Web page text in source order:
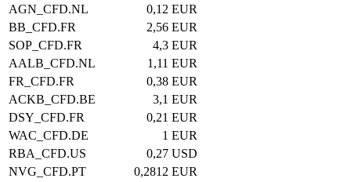
AGN_CFD.NL
0,12 EUR
BB_CFD.FR
2,56 EUR
SOP_CFD.FR
4,3 EUR
AALB_CFD.NL
1,11 EUR
FR_CFD.FR
0,38 EUR
ACKB_CFD.BE
3,1 EUR
DSY_CFD.FR
0,21 EUR
WAC_CFD.DE
1 EUR
RBA_CFD.US
0,27 USD
NVG_CFD.PT
0,2812 EUR